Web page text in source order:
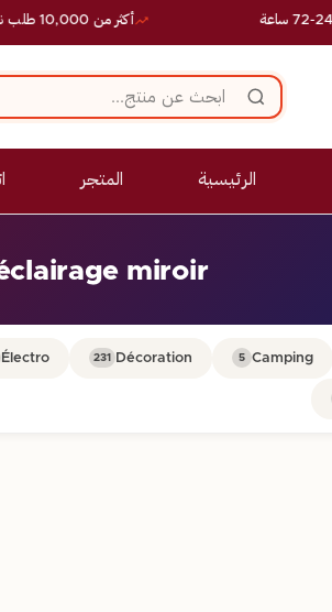
أكثر من 10,000 طلب ناجح
الرئيسية المتجر
miroir
Camping
5
Décoration
231
Électro